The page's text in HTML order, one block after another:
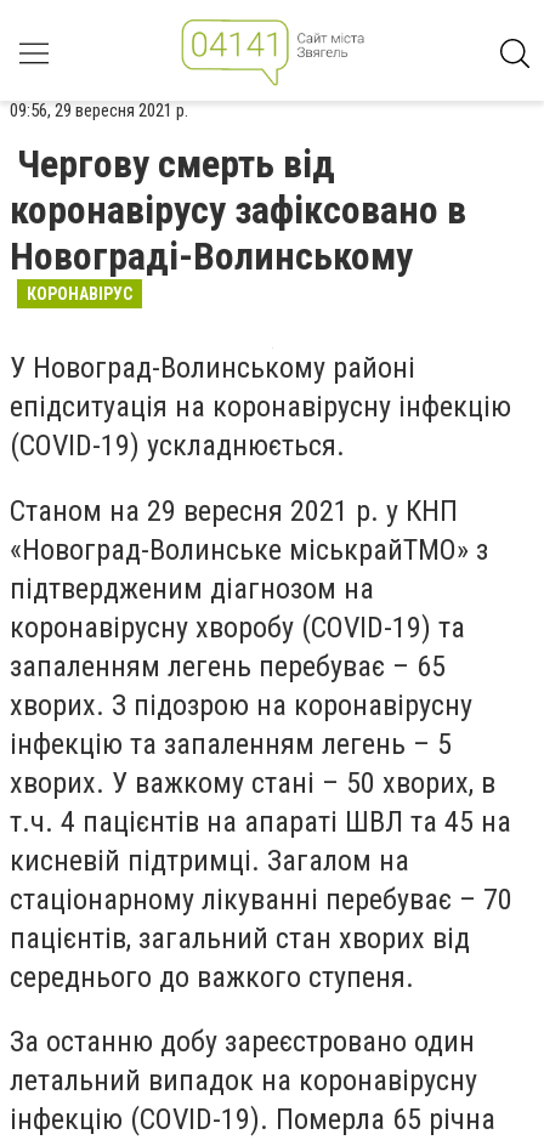
09:56, 29 вересня 2021 р.
Чергову смерть від
коронавірусу зафіксовано в
Новограді-Волинському
КОРОНАВІРУС
У Новоград-Волинському районі
епідситуація на коронавірусну інфекцію
(COVID-19) ускладнюється.
Станом на 29 вересня 2021 р. у КНП
«Новоград-Волинське міськрайТМО» з
підтвердженим діагнозом на
коронавірусну хворобу (COVID-19) та
запаленням легень перебуває – 65
хворих. З підозрою на коронавірусну
інфекцію та запаленням легень – 5
хворих. У важкому стані – 50 хворих, в
т.ч. 4 пацієнтів на апараті ШВЛ та 45 на
кисневій підтримці. Загалом на
стаціонарному лікуванні перебуває – 70
пацієнтів, загальний стан хворих від
середнього до важкого ступеня.
За останню добу зареєстровано один
летальний випадок на коронавірусну
інфекцію (COVID-19). Померла 65 річна